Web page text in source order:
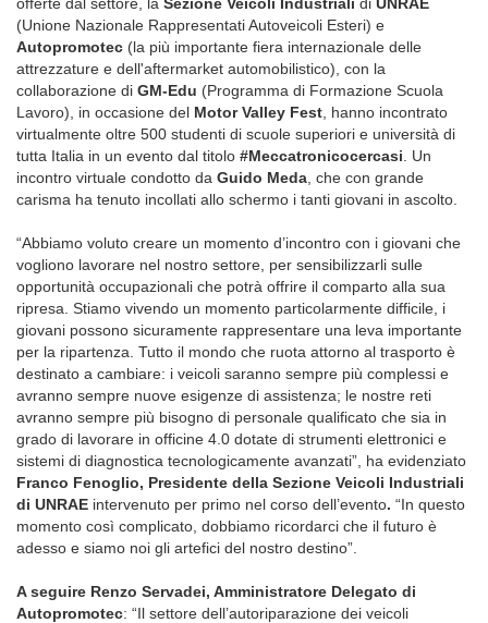
(Unione Nazionale Rappresentati Autoveicoli Esteri) e
Autopromotec (la più importante fiera internazionale delle
attrezzature e dell'aftermarket automobilistico), con la
collaborazione di GM-Edu (Programma di Formazione Scuola
Lavoro), in occasione del Motor Valley Fest , hanno incontrato
virtualmente oltre 500 studenti di scuole superiori e università di
tutta Italia in un evento dal titolo #Meccatronicocercasi . Un
incontro virtuale condotto da Guido Meda , che con grande
carisma ha tenuto incollati allo schermo i tanti giovani in ascolto.
“Abbiamo voluto creare un momento d’incontro con i giovani che
vogliono lavorare nel nostro settore, per sensibilizzarli sulle
opportunità occupazionali che potrà offrire il comparto alla sua
ripresa. Stiamo vivendo un momento particolarmente difficile, i
giovani possono sicuramente rappresentare una leva importante
per la ripartenza. Tutto il mondo che ruota attorno al trasporto è
destinato a cambiare: i veicoli saranno sempre più complessi e
avranno sempre nuove esigenze di assistenza; le nostre reti
avranno sempre più bisogno di personale qualificato che sia in
grado di lavorare in officine 4.0 dotate di strumenti elettronici e
sistemi di diagnostica tecnologicamente avanzati”, ha evidenziato
Franco Fenoglio, Presidente della Sezione Veicoli Industriali
di UNRAE intervenuto per primo nel corso dell’evento. “In questo
momento così complicato, dobbiamo ricordarci che il futuro è
adesso e siamo noi gli artefici del nostro destino”.
A seguire Renzo Servadei, Amministratore Delegato di
Autopromotec: “Il settore dell’autoriparazione dei veicoli